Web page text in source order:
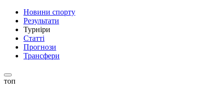
Новини спорту
Результати
Турніри
Статті
Прогнози
Трансфери
топ